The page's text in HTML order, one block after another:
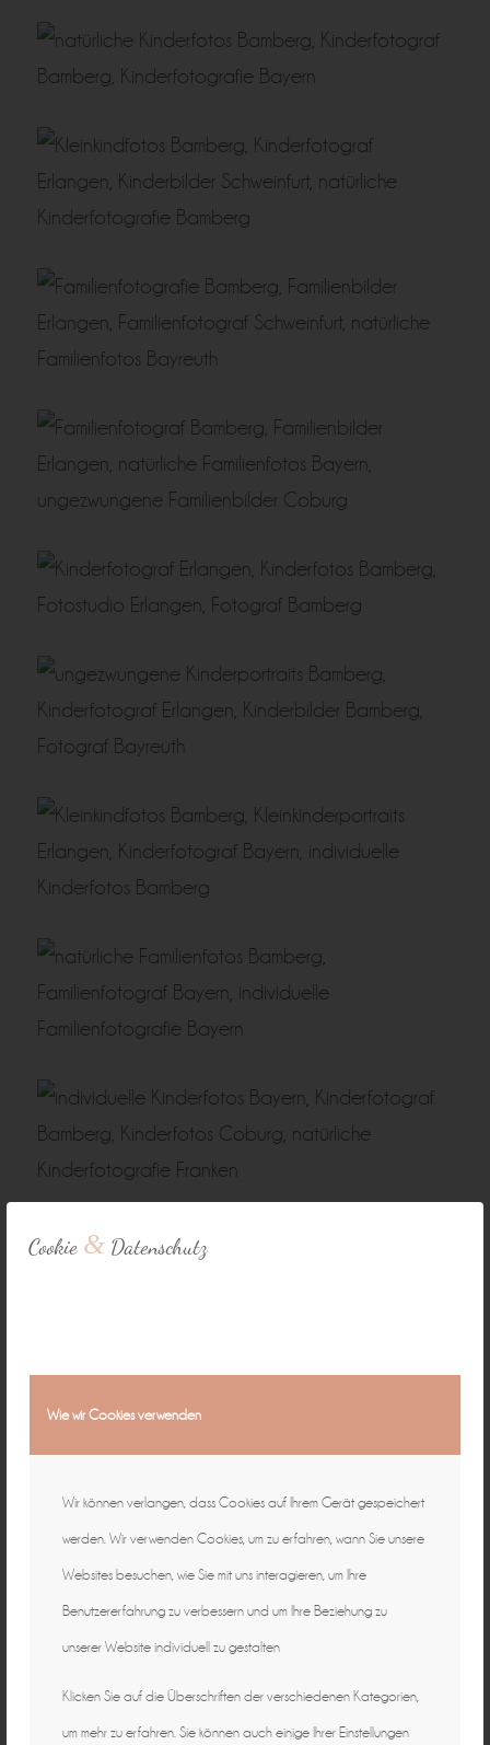
Cookie & Datenschutz
Wie wir Cookies verwenden
Wir können verlangen, dass Cookies auf Ihrem Gerät gespeichert
werden. Wir verwenden Cookies, um zu erfahren, wann Sie unsere
Websites besuchen, wie Sie mit uns interagieren, um Ihre
Benutzererfahrung zu verbessern und um Ihre Beziehung zu
unserer Website individuell zu gestalten
Klicken Sie auf die Überschriften der verschiedenen Kategorien,
um mehr zu erfahren. Sie können auch einige Ihrer Einstellungen